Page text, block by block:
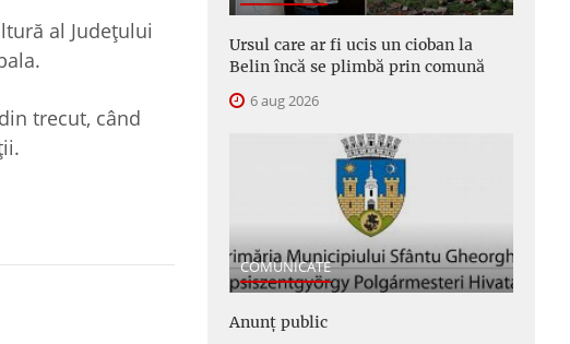
al Județului
trecut, când
Ursul care ar fi ucis un cioban la
Belin încă se plimbă prin comună
6 aug 2026
COMUNICATE
Anunţ public